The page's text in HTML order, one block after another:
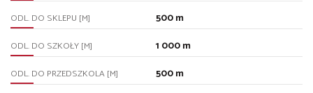
ODL. DO SKLEPU [M] 500 m
ODL. DO SZKOŁY [M] 1 000 m
ODL. DO PRZEDSZKOLA [M] 500 m